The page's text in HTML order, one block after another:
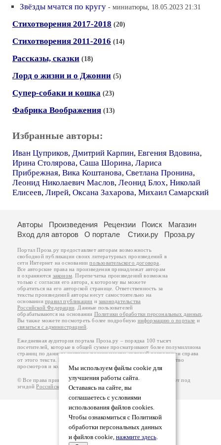
Звёзды мчатся по кругу - миниатюры, 18.05.2023 21:31
Стихотворения 2017-2018 (20)
Стихотворения 2011-2016 (14)
Рассказы, сказки (18)
Лорд о жизни и о Джонни (5)
Супер-собаки и кошка (23)
Фабрика Воображения (13)
Избранные авторы:
Иван Цуприков, Дмитрий Карпин, Евгения Вдовина,
Ирина Столярова, Саша Шорина, Лариса
Прибрежная, Вика Коштанова, Светлана Пронина,
Леонид Николаевич Маслов, Леонид Блох, Николай
Елисеев, Лирей, Оксана Захарова, Михаил Самарский
Мы используем файлы cookie для
улучшения работы сайта.
Оставаясь на сайте, вы
соглашаетесь с условиями
использования файлов cookies.
Чтобы ознакомиться с Политикой
обработки персональных данных
и файлов cookie, нажмите здесь.
Авторы Произведения Рецензии Поиск
Магазин
Вход для авторов
О портале Стихи.ру Проза.ру
Портал Проза.ру предоставляет авторам возможность
свободной публикации своих литературных произведений в
сети Интернет на основаниипользовательского договора.
Все авторские права на произведения принадлежат авторам
и охраняются законом. Перепечатка произведений возможна
только с согласия его автора, к которому вы можете
обратиться на его авторской странице. Ответственность за
тексты произведений авторы несут самостоятельно на
основанииправил публикации изаконодательства
Российской Федерации. Данные пользователей
обрабатываются на основании Политики обработки персональных данных.
Вы также можете посмотреть более подробную информацию о портале и
связаться с администрацией.
Ежедневная аудитория портала Проза.ру – порядка 100 тысяч
посетителей, которые в общей сумме просматривают более полумиллиона
страниц по данным счетчика посещаемости, который расположен справа
от этого текста. В каждой графе указано по две цифры: количество
просмотров и количество посетителей.
© Все права принадлежат авторам, 2000-2026. Портал работает под
эгидойРоссийского союза писателей.18+